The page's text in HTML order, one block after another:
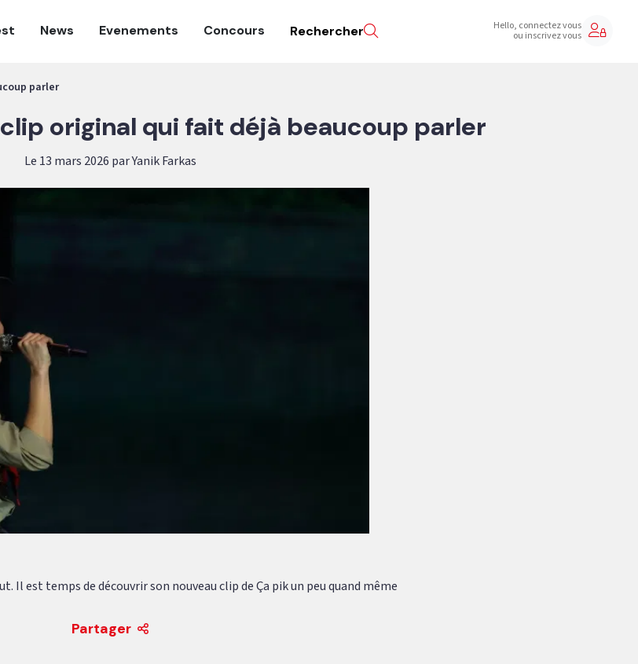
News Evenements Concours Rechercher Hello, connectez vous
ou inscrivez vous
parler
original qui fait déjà beaucoup parler
Le 13 mars 2026 par Yanik Farkas
Il est temps de découvrir son nouveau clip de Ça pik un peu quand même
Partager